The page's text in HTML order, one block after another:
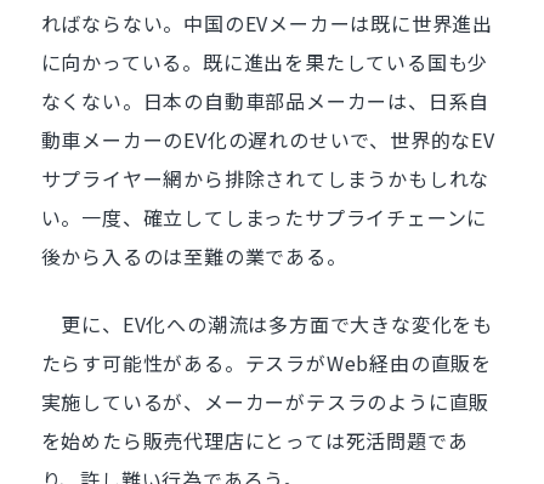
ればならない。中国のEVメーカーは既に世界進出
に向かっている。既に進出を果たしている国も少
なくない。日本の自動車部品メーカーは、日系自
動車メーカーのEV化の遅れのせいで、世界的なEV
サプライヤー網から排除されてしまうかもしれな
い。一度、確立してしまったサプライチェーンに
後から入るのは至難の業である。
更に、EV化への潮流は多方面で大きな変化をも
たらす可能性がある。テスラがWeb経由の直販を
実施しているが、メーカーがテスラのように直販
を始めたら販売代理店にとっては死活問題であ